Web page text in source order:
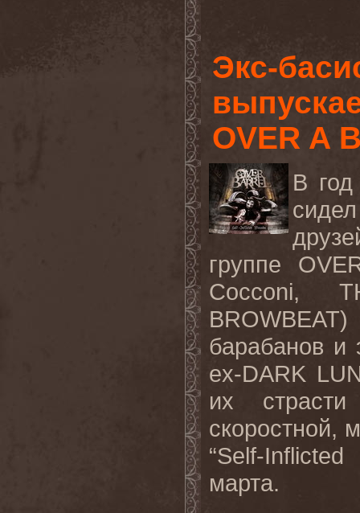
Экс-
OVER A
В
группе
Cocconi,
барабанов и
ex-DARK
их
скоростной,
“Self-
марта.